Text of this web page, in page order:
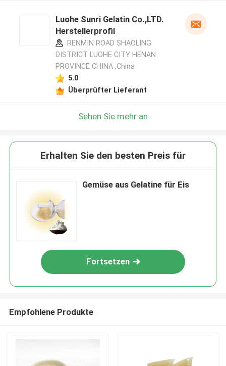
Luohe Sunri Gelatin Co.,LTD.
Herstellerprofil
RENMIN ROAD SHAOLING
DISTRICT LUOHE CITY HENAN
PROVINCE CHINA ,China
5.0
Überprüfter Lieferant
Sehen Sie mehr an
Erhalten Sie den besten Preis für
Gemüse aus Gelatine für Eis
Fortsetzen
Empfohlene Produkte